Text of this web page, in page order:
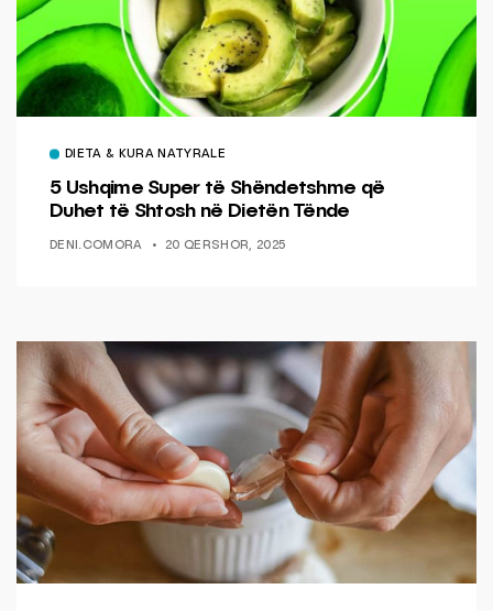
DIETA & KURA NATYRALE
5 Ushqime Super të Shëndetshme që
Duhet të Shtosh në Dietën Tënde
DENI.COMORA 20 QERSHOR, 2025